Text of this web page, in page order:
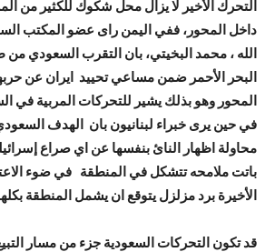
التحرك الأخير لا يزال محل شكوك للكثير من
داخل المحور، ففي اليمن راى عضو المكتب
الله ، محمد البخيتي، بان التقرب السعودي من
البحر الأحمر ضمن مساعي تحييد ايران عن
المحور وهو بذلك يشير للتحركات المربية في
في حين يرى خبراء لبنانيون بان الهدف
محاولة اظهار النائ بنفسها عن اي صراع
باتت ملامحه تتشكل في المنطقة في ضوء
الأخيرة برد مزلزل يتوقع ان يشمل المنطقة
قد تكون التحركات السعودية جزء من مسار